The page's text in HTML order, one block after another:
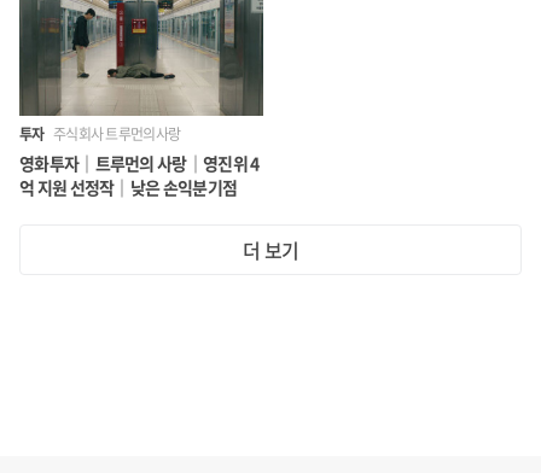
투자 주식회사 트루먼의사랑
영화투자｜트루먼의 사랑｜영진위 4
억 지원 선정작｜낮은 손익분기점
더 보기